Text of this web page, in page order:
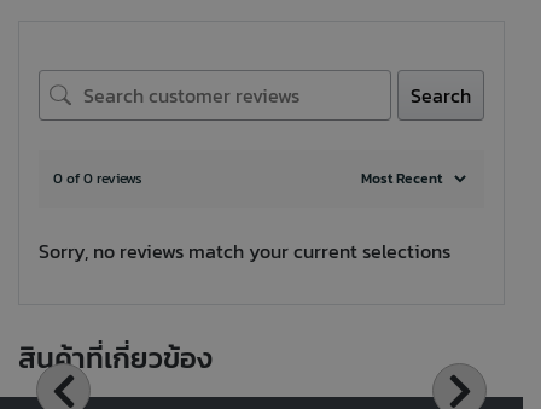
Search
0 of 0 reviews
Sorry, no reviews match your current selections
สินค้าที่เกี่ยวข้อง